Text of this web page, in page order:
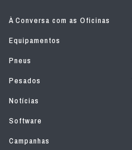
À Conversa com as Oficinas
Equipamentos
Pneus
Pesados
Notícias
Software
Campanhas